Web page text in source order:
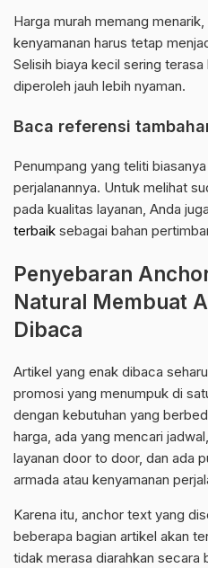
Harga murah memang
kenyamanan harus tetap
Selisih biaya kecil sering terasa
diperoleh jauh lebih nyaman.
Baca referensi
Penumpang yang teliti
perjalanannya. Untuk melihat
pada kualitas layanan, Anda
terbaik sebagai bahan
Penyebaran
Natural Membuat
Dibaca
Artikel yang enak dibaca
promosi yang menumpuk di
dengan kebutuhan yang
harga, ada yang mencari
layanan door to door, dan ada
armada atau kenyamanan
Karena itu, anchor text yang
beberapa bagian artikel akan
tidak merasa diarahkan secara